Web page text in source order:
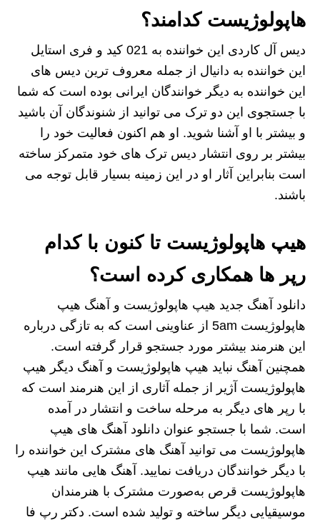
هاپولوژیست کدامند؟
دیس آل کاردی این خواننده به 021 کید و فری استایل
این خواننده به دانیال از جمله معروف ترین دیس های
این خواننده به دیگر خوانندگان ایرانی بوده است که شما
با جستجوی این دو ترک می توانید از شنوندگان آن باشید
و بیشتر با او آشنا شوید. او هم اکنون فعالیت خود را
بیشتر بر روی انتشار دیس ترک های خود متمرکز ساخته
است بنابراین آثار او در این زمینه بسیار قابل توجه می
باشند.
هیپ هاپولوژیست تا کنون با کدام
رپر ها همکاری کرده است؟
دانلود آهنگ جدید هیپ هاپولوژیست و آهنگ هیپ
هاپولوژیست 5am از عناوینی است که به تازگی درباره
این هنرمند بیشتر مورد جستجو قرار گرفته است‌.
همچنین آهنگ نباید هیپ هاپولوژیست و آهنگ دیگر هیپ
هاپولوژیست آژیر از جمله آثاری از این هنرمند است که
با رپر های دیگر به مرحله ساخت و انتشار در آمده
است. شما با جستجو عنوان دانلود آهنگ های هیپ
هاپولوژیست می توانید آهنگ های مشترک این خواننده را
با دیگر خوانندگان دریافت نمایید. آهنگ هایی مانند هیپ
هاپولوژیست قرص به‌صورت مشترک با هنرمندان
موسیقیایی دیگر ساخته و تولید شده است‌. دکتر رپ فا